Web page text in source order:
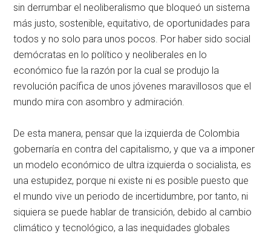
sin derrumbar el neoliberalismo que bloqueó un sistema
más justo, sostenible, equitativo, de oportunidades para
todos y no solo para unos pocos. Por haber sido social
demócratas en lo político y neoliberales en lo
económico fue la razón por la cual se produjo la
revolución pacífica de unos jóvenes maravillosos que el
mundo mira con asombro y admiración.
De esta manera, pensar que la izquierda de Colombia
gobernaría en contra del capitalismo, y que va a imponer
un modelo económico de ultra izquierda o socialista, es
una estupidez, porque ni existe ni es posible puesto que
el mundo vive un periodo de incertidumbre, por tanto, ni
siquiera se puede hablar de transición, debido al cambio
climático y tecnológico, a las inequidades globales